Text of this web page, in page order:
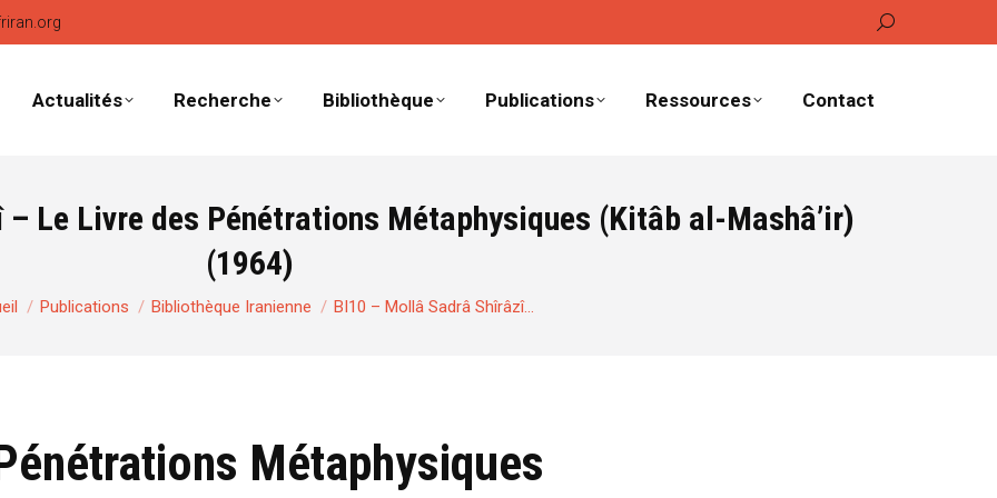
Recherche
:
Actualités Recherche Bibliothèque Publications Ressources Contact
Le Livre des Pénétrations Métaphysiques (Kitâb al-Mashâ’ir)
(1964)
êtes ici :Publications Bibliothèque Iranienne BI10 – Mollâ Sadrâ Shîrâzî…
Métaphysiques